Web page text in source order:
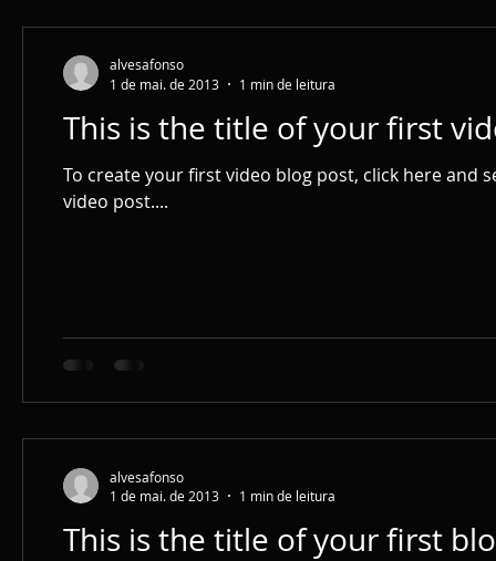
This is the title of your first
To create your first video blog post, click here and
video post....
alvesafonso
1 de mai. de 2013
1 min de leitura
This is the title of your first
alvesafonso
1 de mai. de 2013
1 min de leitura